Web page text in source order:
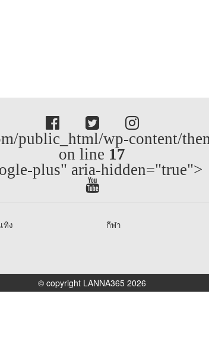
public_html/wp-content/
on line 17
plus" aria-hidden="true">
ทิง กีฬา
© copyright LANNA365 2026